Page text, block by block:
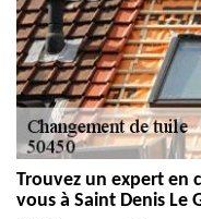
Trouvez un expert en
vous à Saint Denis Le